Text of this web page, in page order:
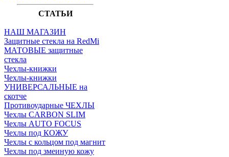
СТАТЬИ
НАШ МАГАЗИН
Защитные стекла на RedMi
МАТОВЫЕ защитные
стекла
Чехлы-книжки
Чехлы-книжки
УНИВЕРСАЛЬНЫЕ на
скотче
Противоударные ЧЕХЛЫ
Чехлы CARBON SLIM
Чехлы AUTO FOCUS
Чехлы под КОЖУ
Чехлы с кольцом под магнит
Чехлы под змеиную кожу